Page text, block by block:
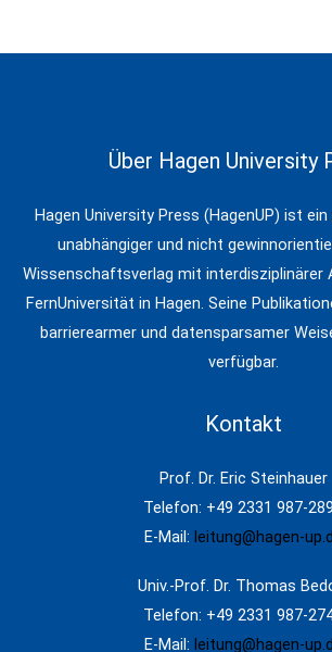
Über Hagen University
Hagen University Press (HagenUP) ist
unabhängiger und nicht
Wissenschaftsverlag mit interdisziplinärer
FernUniversität in Hagen. Seine
barrierearmer und datensparsamer
verfügbar.
Kontakt
Prof. Dr. Eric Steinhauer
Telefon: +49 2331 987-
E-Mail: leitung@hagen-
Univ.-Prof. Dr. Thomas
Telefon: +49 2331 987-
E-Mail: leitung@hagen-